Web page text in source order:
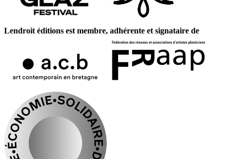
Lendroit éditions est membre, adhérente et signataire de